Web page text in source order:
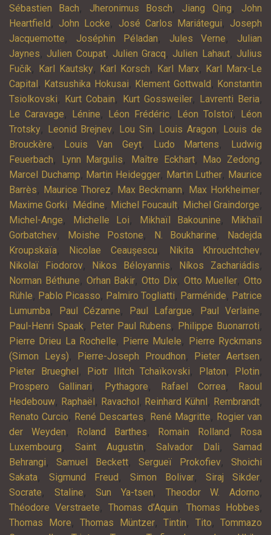
Sébastien Bach, Jheronimus Bosch, Jiang Qing, John
Heartfield, John Locke, José Carlos Mariátegui, Joseph
Jacquemotte, Joséphin Péladan, Jules Verne, Julian
Jaynes, Julien Coupat, Julien Gracq, Julien Lahaut, Julius
Fučík, Karl Kautsky, Karl Korsch, Karl Marx, Karl Marx-Le
Capital, Katsushika Hokusai, Klement Gottwald, Konstantin
Tsiolkovski, Kurt Cobain, Kurt Gossweiler, Lavrenti Beria,
Le Caravage, Lénine, Léon Frédéric, Léon Tolstoï, Léon
Trotsky, Leonid Brejnev, Lou Sin, Louis Aragon, Louis de
Brouckère, Louis Van Geyt, Ludo Martens, Ludwig
Feuerbach, Lynn Margulis, Maître Eckhart, Mao Zedong,
Marcel Duchamp, Martin Heidegger, Martin Luther, Maurice
Barrès, Maurice Thorez, Max Beckmann, Max Horkheimer,
Maxime Gorki, Médine, Michel Foucault, Michel Graindorge,
Michel-Ange, Michelle Loi, Mikhaïl Bakounine, Mikhaïl
Gorbatchev, Moishe Postone, N. Boukharine, Nadejda
Kroupskaïa, Nicolae Ceaușescu, Nikita Khrouchtchev,
Nikolaï Fiodorov, Nikos Béloyannis, Níkos Zachariádis,
Norman Béthune, Orhan Bakir, Otto Dix, Otto Mueller, Otto
Rühle, Pablo Picasso, Palmiro Togliatti, Parménide, Patrice
Lumumba, Paul Cézanne, Paul Lafargue, Paul Verlaine,
Paul-Henri Spaak, Peter Paul Rubens, Philippe Buonarroti,
Pierre Drieu La Rochelle, Pierre Mulele, Pierre Ryckmans
(Simon Leys), Pierre-Joseph Proudhon, Pieter Aertsen,
Pieter Brueghel, Piotr Ilitch Tchaïkovski, Platon, Plotin,
Prospero Gallinari, Pythagore, Rafael Correa, Raoul
Hedebouw, Raphaël, Ravachol, Reinhard Kühnl, Rembrandt,
Renato Curcio, René Descartes, René Magritte, Rogier van
der Weyden, Roland Barthes, Romain Rolland, Rosa
Luxembourg, Saint Augustin,Salvador Dali,Samad
Behrangi,Samuel Beckett,Sergueï Prokofiev,Shoichi
Sakata, Sigmund Freud, Simon Bolivar, Siraj Sikder,
Socrate, Staline,Sun Ya-tsen, Theodor W. Adorno,
Théodore Verstraete, Thomas d’Aquin, Thomas Hobbes,
Thomas More, Thomas Müntzer, Tintin, Tito, Tommazo